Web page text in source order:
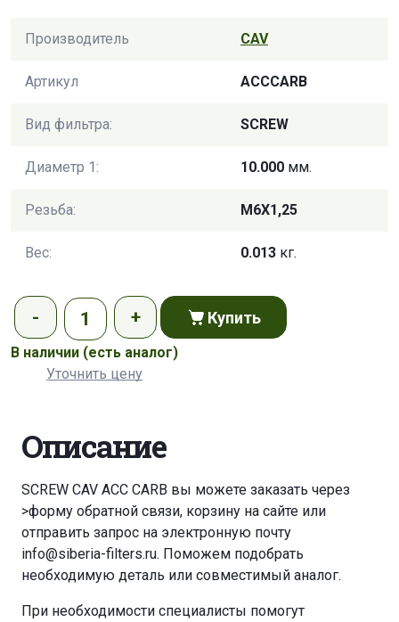
Производитель CAV
Артикул ACCCARB
Вид фильтра: SCREW
Диаметр 1: 10.000 мм.
Резьба: M6X1,25
Вес: 0.013 кг.
Купить
В наличии (есть аналог)
Уточнить цену
Описание
SCREW CAV ACC CARB вы можете заказать через
>форму обратной связи, корзину на сайте или
отправить запрос на электронную почту
info@siberia-filters.ru. Поможем подобрать
необходимую деталь или совместимый аналог.
При необходимости специалисты помогут